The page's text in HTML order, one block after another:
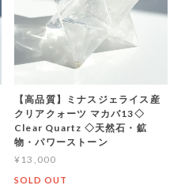
【高品質】ミナスジェライス産
クリアクォーツ マカバ13◇
Clear Quartz ◇天然石・鉱
物・パワーストーン
¥13,000
SOLD OUT